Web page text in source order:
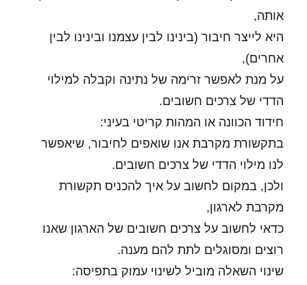
אותה,
היא לייצר חיבור (בינינו לבין עצמנו ובינינו לבין
אחרים),
על מנת לאפשר זרימה של נתינה וקבלה למילוי
הדדי של צרכים חשובים.
חידוד הכוונה או המהות קריטי בעיני:
בתקשורת מקרבת אנו שואפים לחיבור, שיאפשר
לנו מילוי הדדי של צרכים חשובים.
ולכן, במקום לחשוב על איך להכניס תקשורת
מקרבת לארגון,
כדאי לחשוב על צרכים חשובים של הארגון שאנו
רוצים ומסוגלים לתת להם מענה.
שינוי השאלה מוביל לשינוי עמוק בתפיסה: